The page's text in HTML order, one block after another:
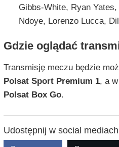
Gibbs-White, Ryan
Ndoye, Lorenzo Lucca,
Gdzie oglądać
Transmisję meczu będzie
Polsat Sport Premium 1, a
Polsat Box Go.
Udostępnij w social